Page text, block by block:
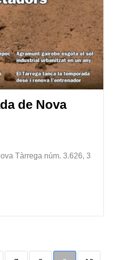
de Nova
Tàrrega núm. 3.626, 3